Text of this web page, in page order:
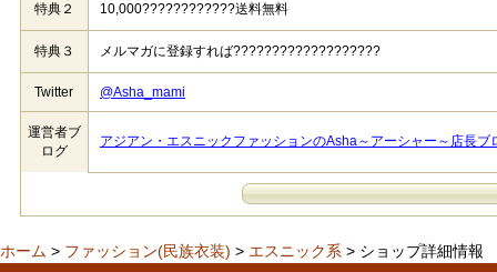
特典２ 10,000????????????送料無料
特典３ メルマガに登録すれば???????????????????
Twitter @Asha_mami
運営者ブ
ログ
アジアン・エスニックファッションのAsha～アーシャー～店長ブ
ホーム > ファッション(民族衣装) > エスニック系 > ショップ詳細情報